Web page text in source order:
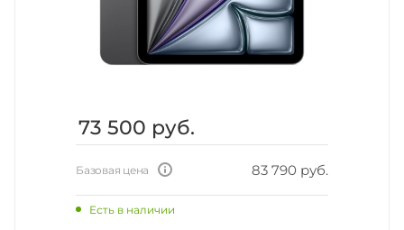
73 500 руб.
Базовая цена 83 790 руб.
Есть в наличии